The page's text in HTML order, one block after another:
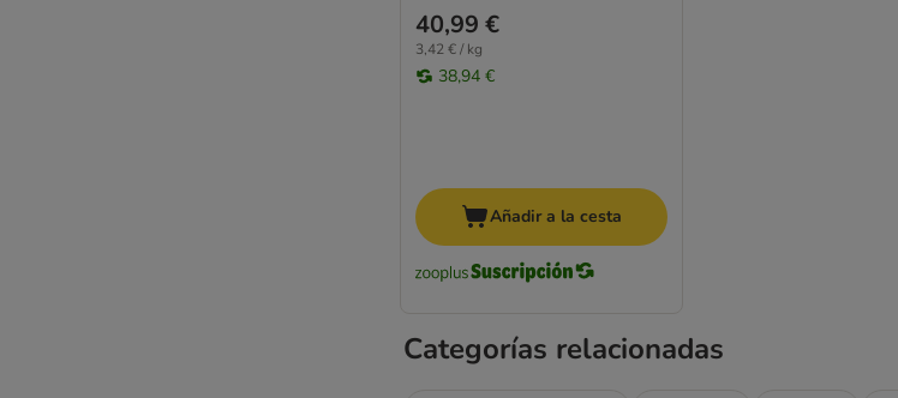
40,99 €
3,42 € / kg
38,94 €
Añadir a la cesta
Categorías relacionadas